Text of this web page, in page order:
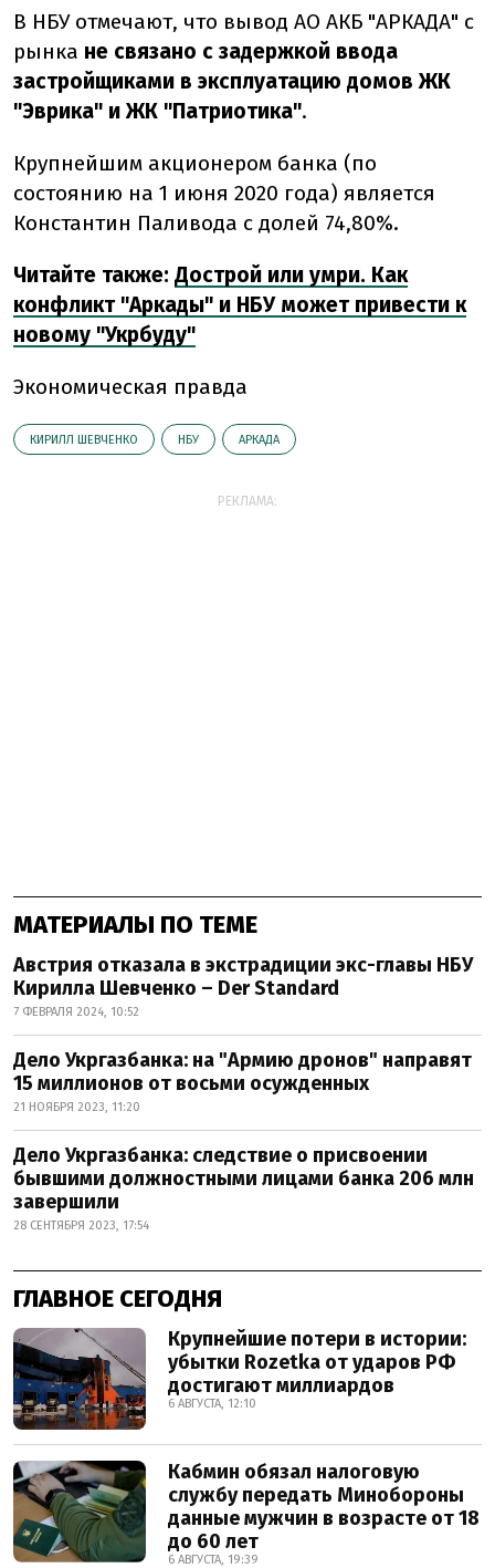
В НБУ отмечают, что вывод АО АКБ "АРКАДА" с
рынка не связано с задержкой ввода
застройщиками в эксплуатацию домов ЖК
"Эврика" и ЖК "Патриотика".
Крупнейшим акционером банка (по
состоянию на 1 июня 2020 года) является
Константин Паливода с долей 74,80%.
Читайте также: Дострой или умри. Как
конфликт "Аркады" и НБУ может привести к
новому "Укрбуду"
Экономическая правда
КИРИЛЛ ШЕВЧЕНКО НБУ АРКАДА
РЕКЛАМА:
МАТЕРИАЛЫ ПО ТЕМЕ
Австрия отказала в экстрадиции экс-главы НБУ
Кирилла Шевченко – Der Standard
7 ФЕВРАЛЯ 2024, 10:52
Дело Укргазбанка: на "Армию дронов" направят
15 миллионов от восьми осужденных
21 НОЯБРЯ 2023, 11:20
Дело Укргазбанка: следствие о присвоении
бывшими должностными лицами банка 206 млн
завершили
28 СЕНТЯБРЯ 2023, 17:54
ГЛАВНОЕ СЕГОДНЯ
Крупнейшие потери в истории:
убытки Rozetka от ударов РФ
достигают миллиардов
6 АВГУСТА, 12:10
Кабмин обязал налоговую
службу передать Минобороны
данные мужчин в возрасте от 18
до 60 лет
6 АВГУСТА, 19:39